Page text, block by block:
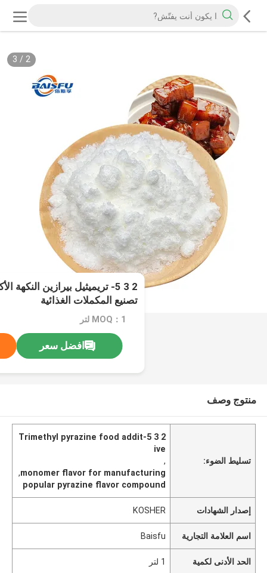
2
/
3
2 3 5- تريميثيل بيرازين
تصنيع المكملات الغذائية
MOQ：1 لتر
افضل سعر
منتوج وصف
تسليط الضوء:
2 3 5-Trimethyl pyrazine food addit
ive
,
monomer flavor for manufacturing
,
popular pyrazine flavor compound
إصدار الشهادات KOSHER
اسم العلامة التجارية Baisfu
الحد الأدنى لكمية 1 لتر